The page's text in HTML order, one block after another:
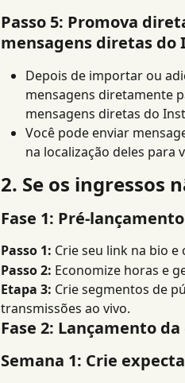
Passo 5: Promova
mensagens diretas do
Depois de importar ou
mensagens diretamente
mensagens diretas do
Você pode enviar
na localização deles para
2. Se os ingressos
Fase 1: Pré-lançamento
Passo 1: Crie seu link na bio
Passo 2: Economize horas e
Etapa 3: Crie segmentos de
transmissões ao vivo.
Fase 2: Lançamento
Semana 1: Crie